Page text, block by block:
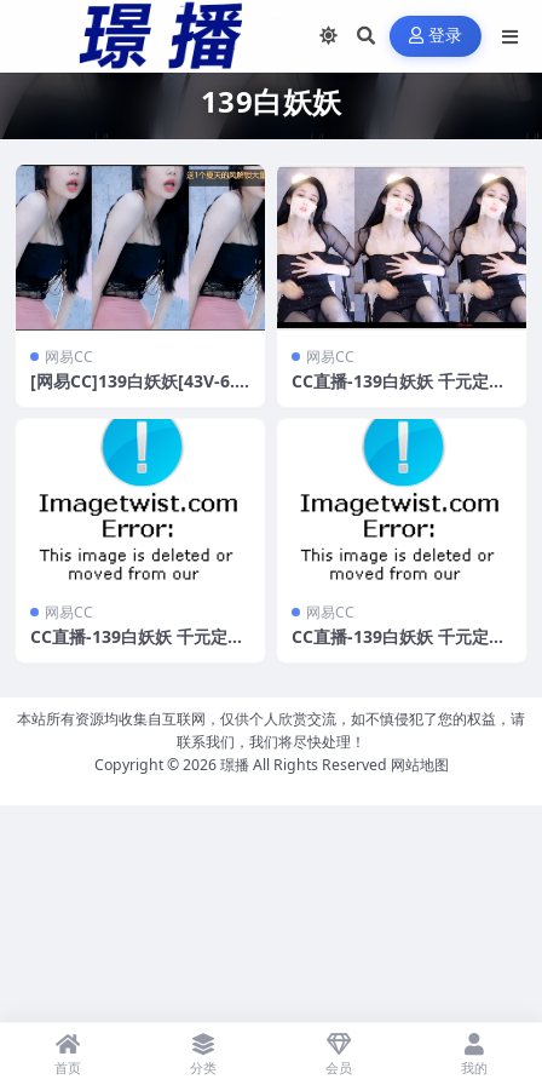
登录
139白妖妖
网易CC
[网易CC]139白妖妖[43V-6.5
网易CC
CC直播-139白妖妖 千元定制
网易CC
CC直播-139白妖妖 千元定制
网易CC
CC直播-139白妖妖 千元定制
本站所有资源均收集自互联网，仅供个人欣赏交流，如不慎侵犯了您的权益，请
联系我们，我们将尽快处理！
Copyright © 2026璟播All Rights Reserved 网站地图
首页 分类 会员 我的